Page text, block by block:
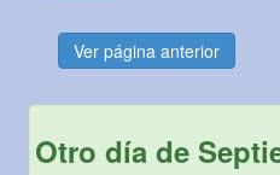
Ver página anterior
Otro día de